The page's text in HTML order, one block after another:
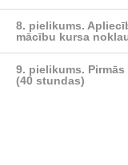
8. pielikums.
mācību kursa
9. pielikums.
(40 stundas)